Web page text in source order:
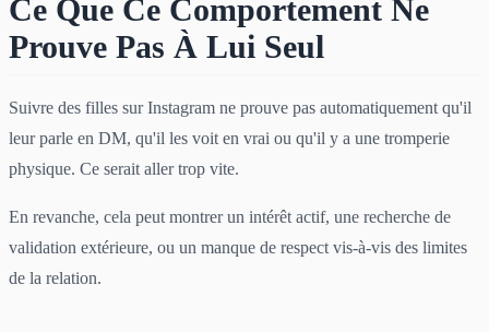
Ce Que Ce Comportement Ne
Prouve Pas À Lui Seul
Suivre des filles sur Instagram ne prouve pas automatiquement qu'il
leur parle en DM, qu'il les voit en vrai ou qu'il y a une tromperie
physique. Ce serait aller trop vite.
En revanche, cela peut montrer un intérêt actif, une recherche de
validation extérieure, ou un manque de respect vis-à-vis des limites
de la relation.